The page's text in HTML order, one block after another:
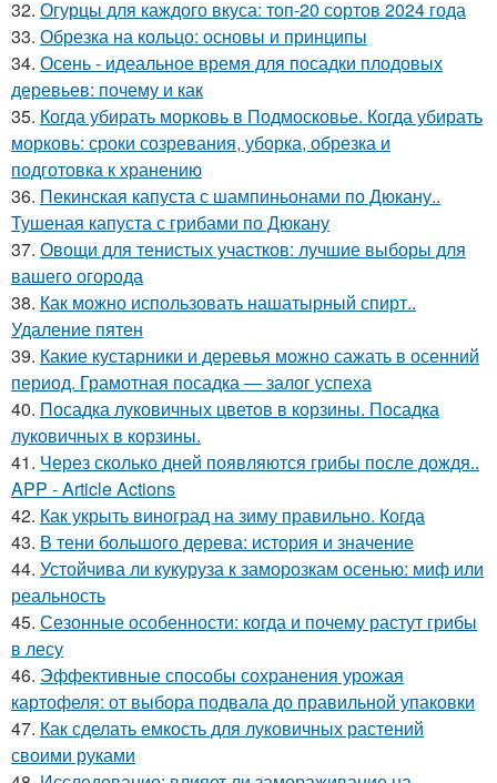
32. Огурцы для каждого вкуса: топ-20 сортов 2024 года
33. Обрезка на кольцо: основы и принципы
34. Осень - идеальное время для посадки плодовых
деревьев: почему и как
35. Когда убирать морковь в Подмосковье. Когда убирать
морковь: сроки созревания, уборка, обрезка и
подготовка к хранению
36. Пекинская капуста с шампиньонами по Дюкану..
Тушеная капуста с грибами по Дюкану
37. Овощи для тенистых участков: лучшие выборы для
вашего огорода
38. Как можно использовать нашатырный спирт..
Удаление пятен
39. Какие кустарники и деревья можно сажать в осенний
период. Грамотная посадка — залог успеха
40. Посадка луковичных цветов в корзины. Посадка
луковичных в корзины.
41. Через сколько дней появляются грибы после дождя..
APP - Article Actions
42. Как укрыть виноград на зиму правильно. Когда
43. В тени большого дерева: история и значение
44. Устойчива ли кукуруза к заморозкам осенью: миф или
реальность
45. Сезонные особенности: когда и почему растут грибы
в лесу
46. Эффективные способы сохранения урожая
картофеля: от выбора подвала до правильной упаковки
47. Как сделать емкость для луковичных растений
своими руками